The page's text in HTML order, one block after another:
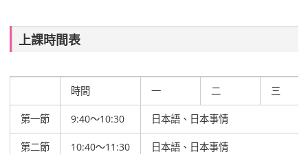
上課時間表
時間 一 二 三
第一節 9:40～10:30 日本語、日本事情
第二節 10:40～11:30 日本語、日本事情